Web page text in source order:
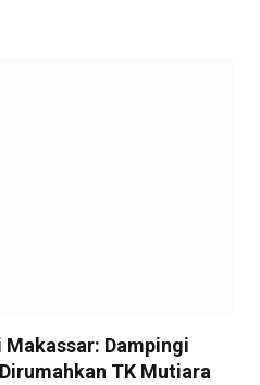
Dampingi
TK Mutiara